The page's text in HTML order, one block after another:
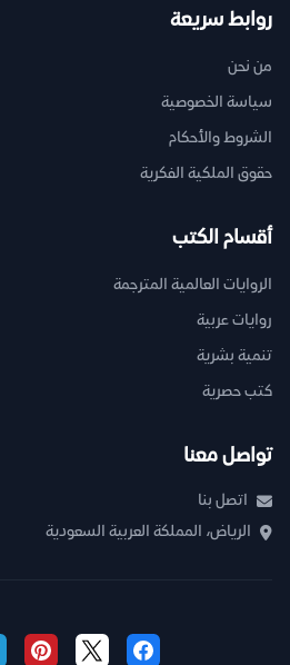
روابط سريعة
من نحن
سياسة الخصوصية
الشروط والأحكام
حقوق الملكية الفكرية
أقسام الكتب
الروايات العالمية المترجمة
روايات عربية
تنمية بشرية
كتب حصرية
تواصل معنا
اتصل بنا
الرياض، المملكة العربية السعودية